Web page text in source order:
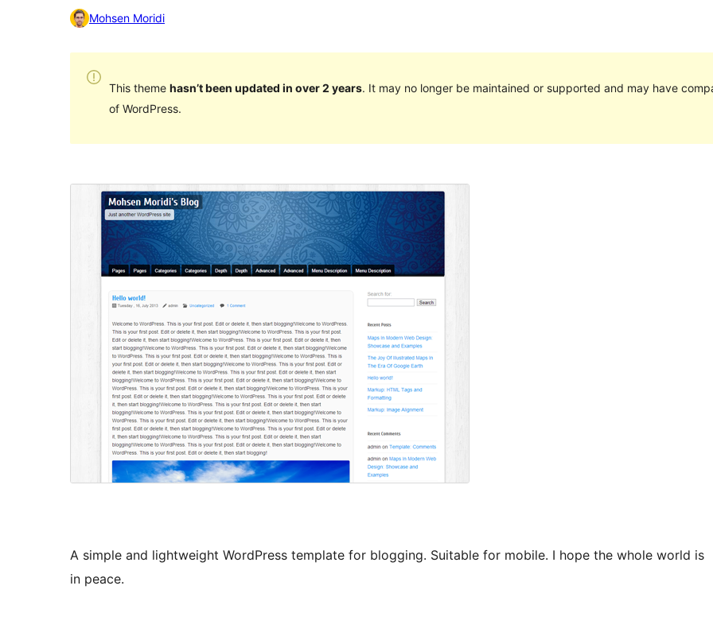
Mohsen Moridi
This theme hasn’t been updated in over 2 years. It may no longer be maintained or supported and may have
of WordPress.
A simple and lightweight WordPress template for blogging. Suitable for mobile. I hope the whole world is
in peace.